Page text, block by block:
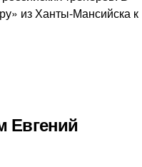
из Ханты-Мансийска к
Евгений